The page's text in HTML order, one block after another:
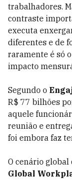
trabalhadores.
contraste
executa
diferentes e de
raramente é só
impacto
Segundo o
R$ 77 bilhões
aquele
reunião e
foi embora faz
O cenário global
Global